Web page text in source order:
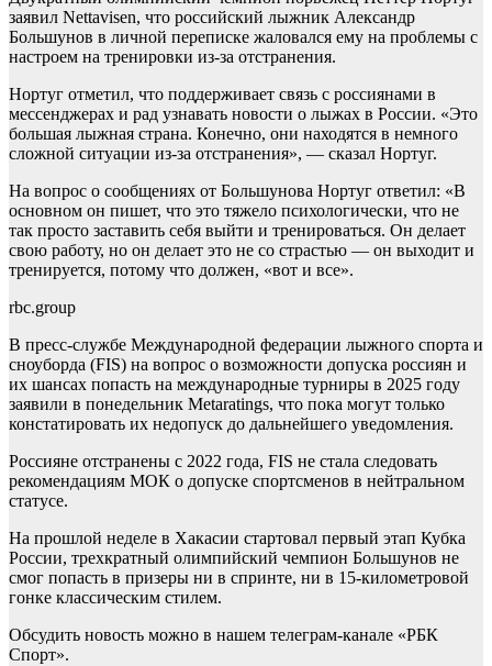
заявил Nettavisen, что российский лыжник Александр
Большунов в личной переписке жаловался ему на проблемы с
настроем на тренировки из-за отстранения.
Нортуг отметил, что поддерживает связь с россиянами в
мессенджерах и рад узнавать новости о лыжах в России. «Это
большая лыжная страна. Конечно, они находятся в немного
сложной ситуации из-за отстранения», — сказал Нортуг.
На вопрос о сообщениях от Большунова Нортуг ответил: «В
основном он пишет, что это тяжело психологически, что не
так просто заставить себя выйти и тренироваться. Он делает
свою работу, но он делает это не со страстью — он выходит и
тренируется, потому что должен, «вот и все».
rbc.group
В пресс-службе Международной федерации лыжного спорта и
сноуборда (FIS) на вопрос о возможности допуска россиян и
их шансах попасть на международные турниры в 2025 году
заявили в понедельник Metaratings, что пока могут только
констатировать их недопуск до дальнейшего уведомления.
Россияне отстранены с 2022 года, FIS не стала следовать
рекомендациям МОК о допуске спортсменов в нейтральном
статусе.
На прошлой неделе в Хакасии стартовал первый этап Кубка
России, трехкратный олимпийский чемпион Большунов не
смог попасть в призеры ни в спринте, ни в 15-километровой
гонке классическим стилем.
Обсудить новость можно в нашем телеграм-канале «РБК
Спорт».